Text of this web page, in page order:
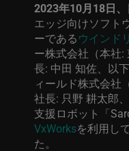
2023年10月18日
エッジ向けソフト
ーであるウインド
ー株式会社（本社:
長: 中田 知佐、以
ィールド株式会社
社長: 只野 耕太郎、
支援ロボット「
VxWorksを利用し
た。